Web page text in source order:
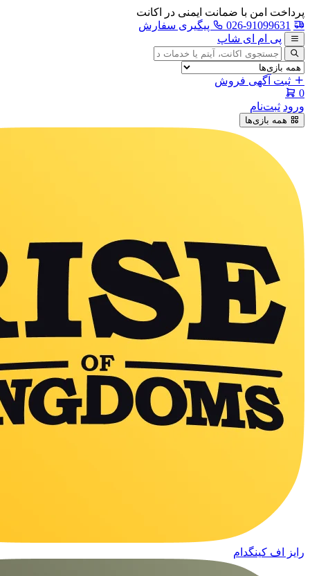
پرداخت امن با ضمانت ایمنی در اکانت
026-91099631
پیگیری سفارش
پی ام ای شاپ
جستجوی
آگهی
ثبت آگهی فروش
0
ورود ثبت‌نام
همه بازی‌ها
رایز اف کینگدام